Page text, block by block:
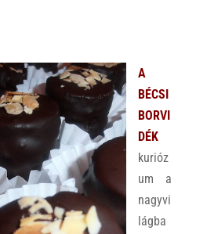
A
BÉCSI
BORVI
DÉK
kurióz
um a
nagyvi
lágba